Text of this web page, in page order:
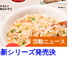
活動ニュース
シリーズ発売決